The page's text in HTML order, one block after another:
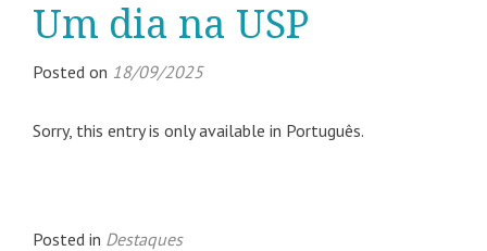
Um dia na USP
Posted on 18/09/2025
Sorry, this entry is only available in Português.
Posted in Destaques